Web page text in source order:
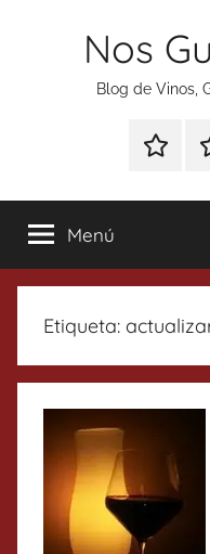
Nos
Blog de Vinos,
Especial
Tonics
Menú
Etiqueta: